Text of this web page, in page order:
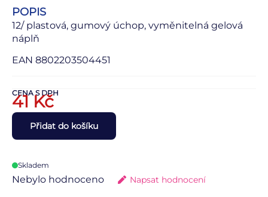
POPIS
12/ plastová, gumový úchop, vyměnitelná gelová
náplň
EAN 8802203504451
CENA S DPH
41Kč
Přidat do košíku
Skladem
Nebylo hodnoceno Napsat hodnocení